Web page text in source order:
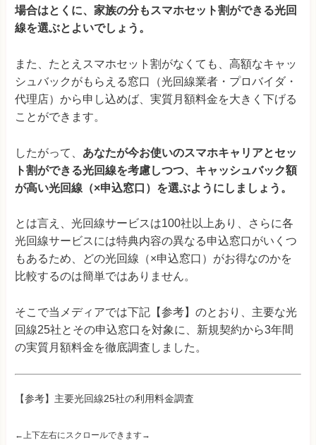
場合はとくに、家族の分もスマホセット割ができる光回
線を選ぶとよいでしょう。
また、たとえスマホセット割がなくても、高額なキャッ
シュバックがもらえる窓口（光回線業者・プロバイダ・
代理店）から申し込めば、実質月額料金を大きく下げる
ことができます。
したがって、 あなたが今お使いのスマホキャリアとセッ
ト割ができる光回線を考慮しつつ、キャッシュバック額
が高い光回線（×申込窓口）を選ぶようにしましょう。
とは言え、光回線サービスは100社以上あり、さらに各
光回線サービスには特典内容の異なる申込窓口がいくつ
もあるため、どの光回線（×申込窓口）がお得なのかを
比較するのは簡単ではありません。
そこで当メディアでは下記【参考】のとおり、主要な光
回線25社とその申込窓口を対象に、新規契約から3年間
の実質月額料金を徹底調査しました。
【参考】主要光回線25社の利用料金調査
←上下左右にスクロールできます→